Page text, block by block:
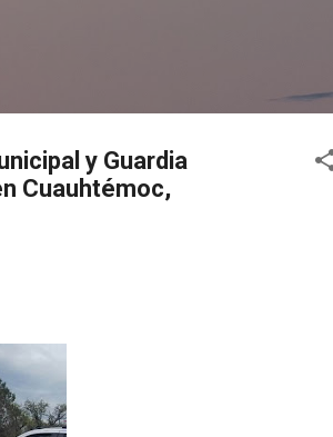
y Guardia
Cuauhtémoc,